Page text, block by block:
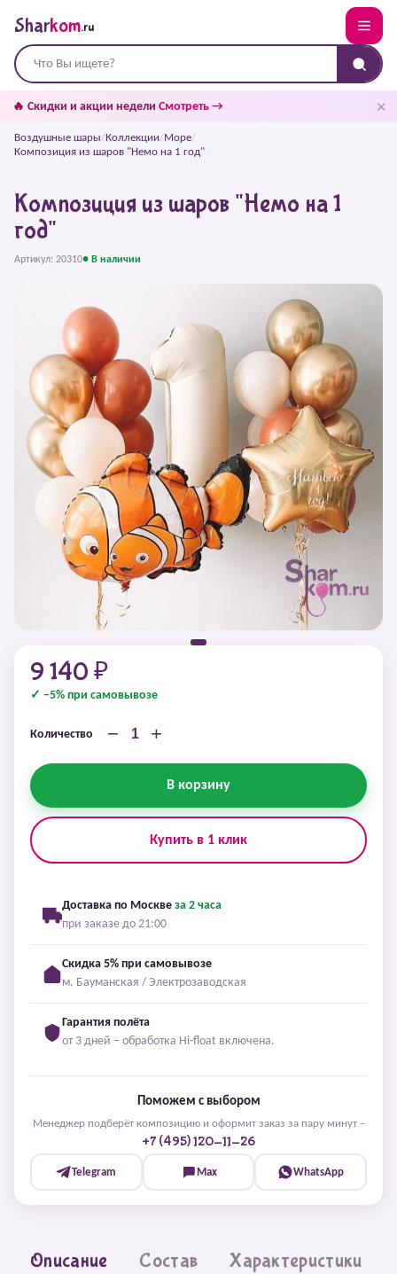
Sharkom.ru
🔥 Скидки и акции недели Смотреть → ✕
Воздушные шары/Коллекции/Море/
Композиция из шаров "Немо на 1 год"
Композиция из шаров "Немо на 1
год"
Артикул: 20310● В наличии
9 140 ₽
✓ −5% при самовывозе
Количество − +
В корзину
Купить в 1 клик
Доставка по Москве за 2 часа
при заказе до 21:00
Скидка 5% при самовывозе
м. Бауманская / Электрозаводская
Гарантия полёта
от 3 дней – обработка Hi-float включена.
Поможем с выбором
Менеджер подберёт композицию и оформит заказ за пару минут –
+7 (495) 120-11-26
Telegram Max WhatsApp
Описание Состав Характеристики